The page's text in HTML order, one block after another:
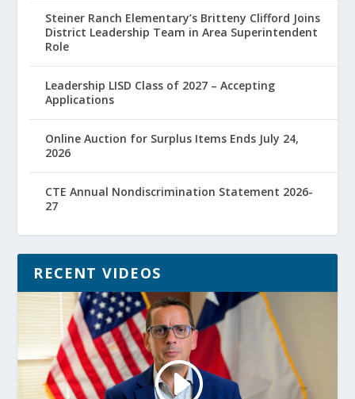
Steiner Ranch Elementary’s Britteny Clifford Joins
District Leadership Team in Area Superintendent
Role
Leadership LISD Class of 2027 – Accepting
Applications
Online Auction for Surplus Items Ends July 24,
2026
CTE Annual Nondiscrimination Statement 2026-
27
RECENT VIDEOS